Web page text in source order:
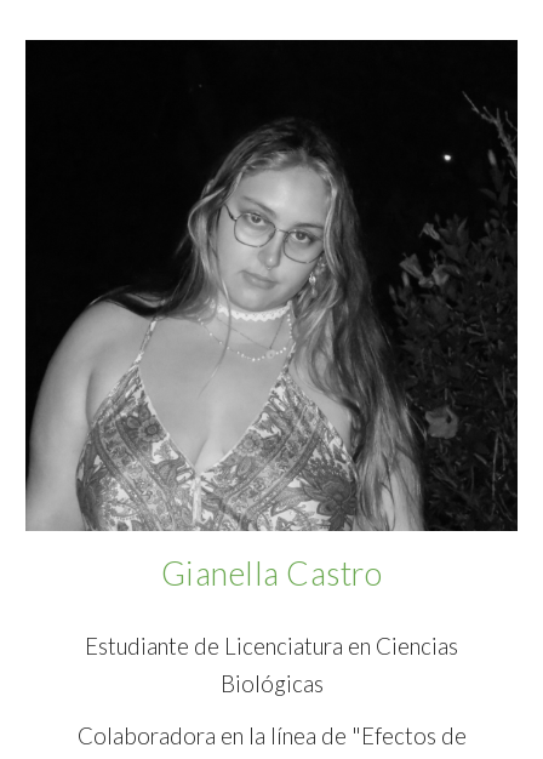
Gianella Castro
Estudiante de Licenciatura en Ciencias
Biológicas
Colaboradora en la línea de "Efectos de